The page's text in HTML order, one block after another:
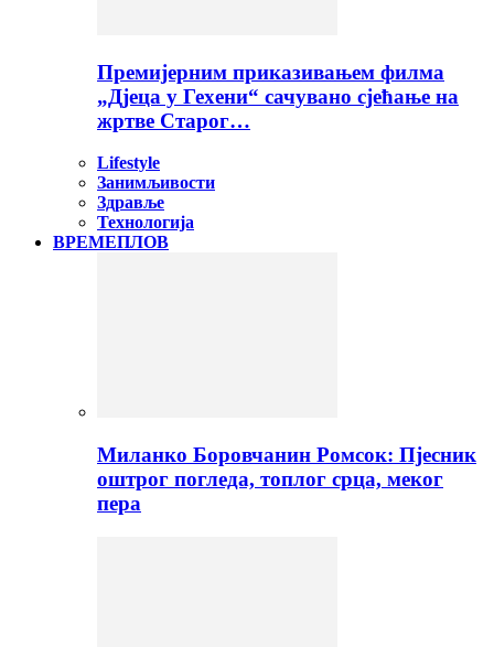
Премијерним приказивањем филма
„Дјеца у Гехени“ сачувано сјећање на
жртве Старог…
Lifestyle
Занимљивости
Здравље
Технологија
ВРЕМЕПЛОВ
Миланко Боровчанин Ромсок: Пјесник
оштрог погледа, топлог срца, меког
пера